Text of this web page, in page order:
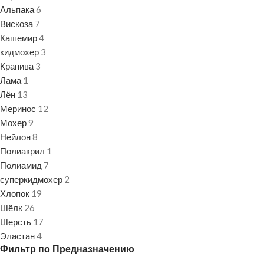
Альпака6
Вискоза 7
Кашемир4
кидмохер 3
Крапива 3
Лама 1
Лён 13
Меринос 12
Мохер9
Нейлон8
Полиакрил 1
Полиамид 7
суперкидмохер 2
Хлопок 19
Шёлк 26
Шерсть 17
Эластан4
Фильтр по Предназначению